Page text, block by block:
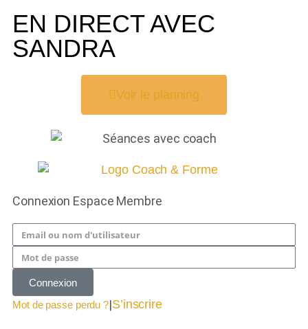
EN DIRECT AVEC
SANDRA
Voir le planning
Connexion Espace Membre
Connexion
Mot de passe perdu ?|S’inscrire